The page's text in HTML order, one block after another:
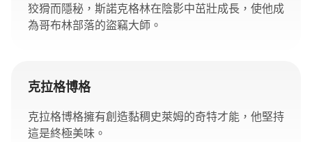
狡猾而隱秘，斯諾克格林在陰影中茁壯成長，使他成
為哥布林部落的盜竊大師。
克拉格博格
克拉格博格擁有創造黏稠史萊姆的奇特才能，他堅持
這是終極美味。